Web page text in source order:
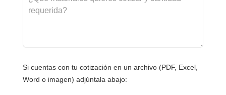
Si cuentas con tu cotización en un archivo (PDF, Excel,
Word o imagen) adjúntala abajo: